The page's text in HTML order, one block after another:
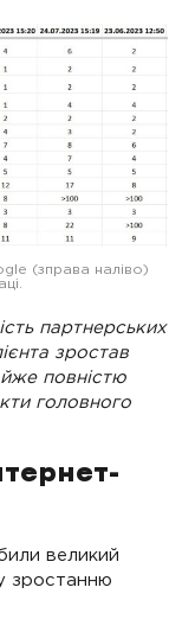
(зправа наліво)
партнерських
зростав
повністю
головного
великий
зростанню